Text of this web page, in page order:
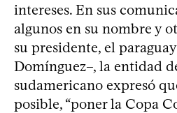
intereses. En sus
algunos en su nombre y
su presidente, el
Domínguez–, la entidad
sudamericano expresó
posible, “poner la Copa